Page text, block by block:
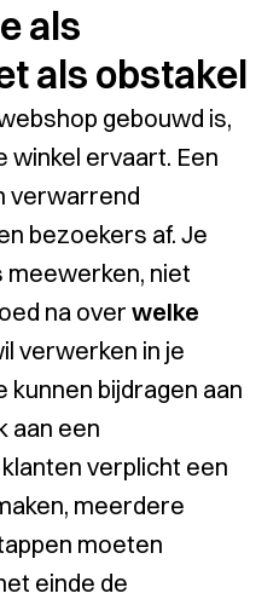
als
als obstakel
gebouwd is,
winkel ervaart. Een
verwarrend
bezoekers af. Je
niet
na over welke
verwerken in je
bijdragen aan
aan een
verplicht een
meerdere
moeten
einde de